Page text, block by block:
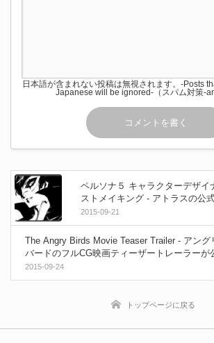
日本語が含まれない投稿は無視されます。-Posts
Japanese will be ignored-（スパム対策-
ペルソナ５ キャラクターデザイ
ストメイキング - アトラスの公
ルで公開！
2015-09-21
The Angry Birds Movie Teaser Trailer - アング
バードのフルCG映画ティーザートレーラーが
開！
2015-09-24
トップページに戻る